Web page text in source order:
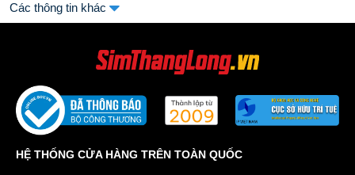
Các thông tin khác
HỆ THỐNG CỬA HÀNG TRÊN TOÀN QUỐC